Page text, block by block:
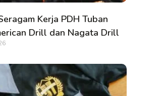
Kerja PDH Tuban
Drill dan Nagata Drill